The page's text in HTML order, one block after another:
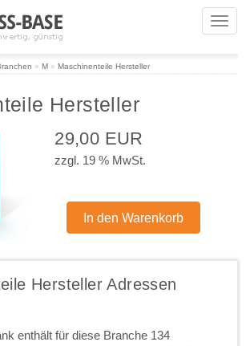
» M » Maschinenteile Hersteller
Hersteller
29,00 EUR
zzgl. 19 % MwSt.
Hersteller Adressen
enthält für diese Branche 134